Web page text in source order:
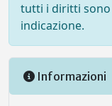
tutti i diritti sono
indicazione.
Informazioni